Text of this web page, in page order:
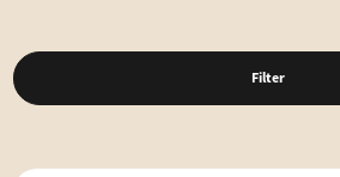
Filter